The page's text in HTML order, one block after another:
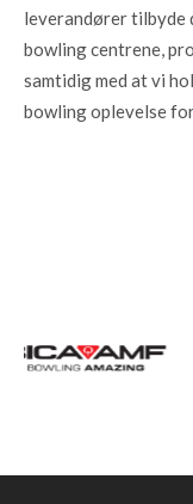
leverandører
bowling centrene,
samtidig med at vi
bowling oplevelse